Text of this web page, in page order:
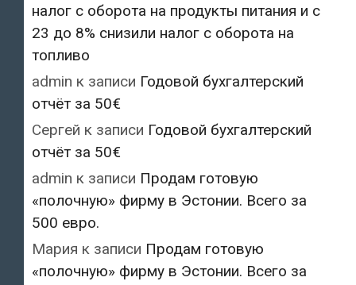
налог с оборота на продукты питания и с
23 до 8% снизили налог с оборота на
топливо
admin к записи Годовой бухгалтерский
отчёт за 50€
Сергей к записи Годовой бухгалтерский
отчёт за 50€
admin к записи Продам готовую
«полочную» фирму в Эстонии. Всего за
500 евро.
Мария к записи Продам готовую
«полочную» фирму в Эстонии. Всего за